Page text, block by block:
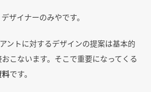
ザイナーのみやです。
ントに対するデザインの提案は基本的
こないます。そこで重要になってくる
料です。